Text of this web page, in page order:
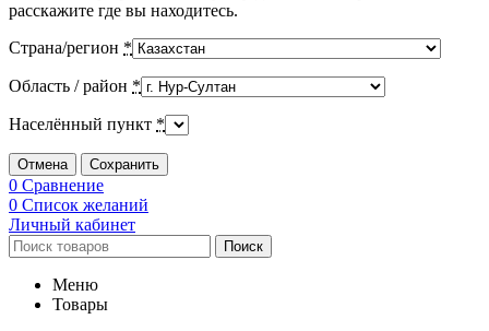
расскажите где вы находитесь.
Страна/регион *
Область / район *
Населённый пункт *
Отмена Сохранить
0 Сравнение
0 Список желаний
Личный кабинет
Поиск
Меню
Товары